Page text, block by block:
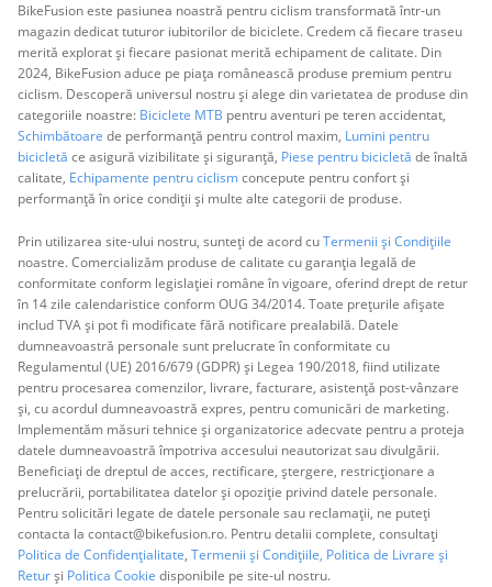
BikeFusion este pasiunea noastră pentru ciclism transformată într-un
magazin dedicat tuturor iubitorilor de biciclete. Credem că fiecare traseu
merită explorat și fiecare pasionat merită echipament de calitate. Din
2024, BikeFusion aduce pe piața românească produse premium pentru
ciclism. Descoperă universul nostru și alege din varietatea de produse din
categoriile noastre: Biciclete MTB pentru aventuri pe teren accidentat,
Schimbătoare de performanță pentru control maxim, Lumini pentru
bicicletă ce asigură vizibilitate și siguranță, Piese pentru bicicletă de înaltă
calitate, Echipamente pentru ciclismconcepute pentru confort și
performanță în orice condiții și multe alte categorii de produse.
Prin utilizarea site-ului nostru, sunteți de acord cuTermenii și Condițiile
noastre. Comercializăm produse de calitate cu garanția legală de
conformitate conform legislației române în vigoare, oferind drept de retur
în 14 zile calendaristice conform OUG 34/2014. Toate prețurile afișate
includ TVA și pot fi modificate fără notificare prealabilă. Datele
dumneavoastră personale sunt prelucrate în conformitate cu
Regulamentul (UE) 2016/679 (GDPR) și Legea 190/2018, fiind utilizate
pentru procesarea comenzilor, livrare, facturare, asistență post-vânzare
și, cu acordul dumneavoastră expres, pentru comunicări de marketing.
Implementăm măsuri tehnice și organizatorice adecvate pentru a proteja
datele dumneavoastră împotriva accesului neautorizat sau divulgării.
Beneficiați de dreptul de acces, rectificare, ștergere, restricționare a
prelucrării, portabilitatea datelor și opoziție privind datele personale.
Pentru solicitări legate de datele personale sau reclamații, ne puteți
contacta la contact@bikefusion.ro. Pentru detalii complete, consultați
Politica de Confidențialitate, Termenii și Condițiile, Politica de Livrare și
Returși Politica Cookie disponibile pe site-ul nostru.